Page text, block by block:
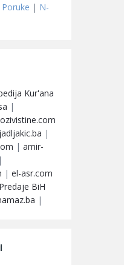
| N-
Kur'ana
|
|
| amir-
|
| el-asr.com
Predaje BiH
|